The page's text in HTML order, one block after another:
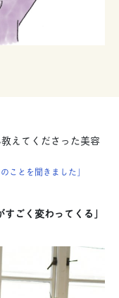
えてくださった美容
ことを聞きました」
ごく変わってくる」